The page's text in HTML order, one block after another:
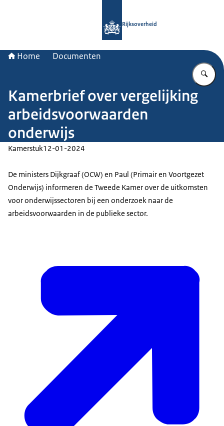
Rijksoverheid
Home Documenten
Kamerbrief over vergelijking
arbeidsvoorwaarden
onderwijs
Kamerstuk12-01-2024
De ministers Dijkgraaf (OCW) en Paul (Primair en Voortgezet
Onderwijs) informeren de Tweede Kamer over de uitkomsten
voor onderwijssectoren bij een onderzoek naar de
arbeidsvoorwaarden in de publieke sector.